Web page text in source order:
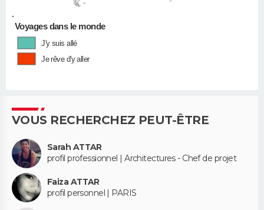
•
Voyages dans le monde
J'y suis allé
Je rêve d'y aller
VOUS RECHERCHEZ PEUT-ÊTRE
Sarah ATTAR
profil professionnel | Architectures - Chef de projet
Faiza ATTAR
profil personnel | PARIS